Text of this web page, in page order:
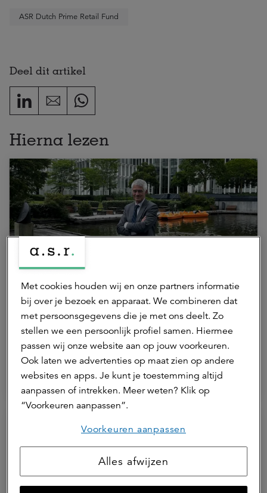
ASR Dutch Prime Retail Fund
Deel dit artikel
Hierna lezen
03 mei 2026 | 5 min.
Maak kennis met Egbert Schroten,
acquisitie- en verkoopmanager bij
a.s.r. real assets
ASR Dutch Prime Retail Fund
Met cookies houden wij en onze partners informatie
bij over je bezoek en apparaat. We combineren dat
met persoonsgegevens die je met ons deelt. Zo
stellen we een persoonlijk profiel samen. Hiermee
passen wij onze website aan op jouw voorkeuren.
Ook laten we advertenties op maat zien op andere
websites en apps. Je kunt je toestemming altijd
aanpassen of intrekken. Meer weten? Klik op
“Voorkeuren aanpassen”.
Voorkeuren aanpassen
Alles afwijzen